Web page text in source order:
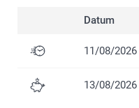
Datum
11/08/2026
13/08/2026